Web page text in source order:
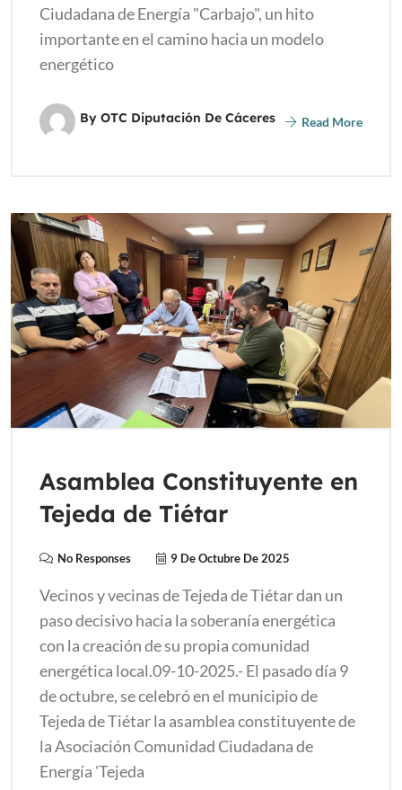
Ciudadana de Energía "Carbajo", un hito
importante en el camino hacia un modelo
energético
By OTC Diputación De Cáceres Read More
Asamblea Constituyente en
Tejeda de Tiétar
No Responses 9 De Octubre De 2025
Vecinos y vecinas de Tejeda de Tiétar dan un
paso decisivo hacia la soberanía energética
con la creación de su propia comunidad
energética local.09-10-2025.- El pasado día 9
de octubre, se celebró en el municipio de
Tejeda de Tiétar la asamblea constituyente de
la Asociación Comunidad Ciudadana de
Energía 'Tejeda